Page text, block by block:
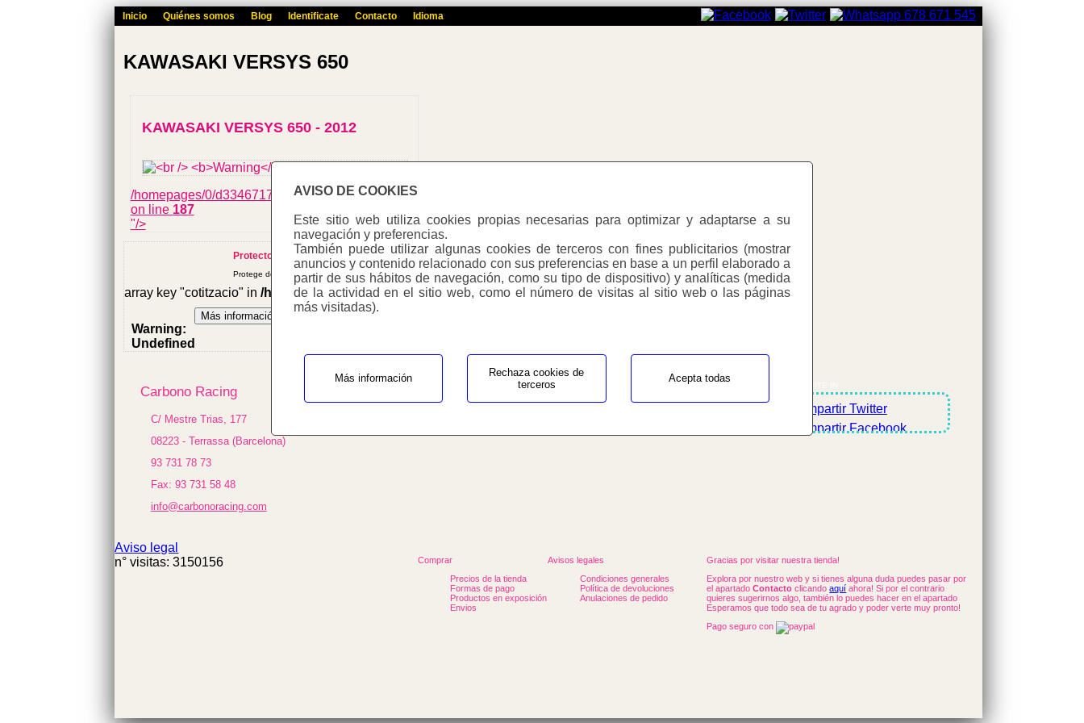
AVISO DE COOKIES
Este sitio web utiliza cookies propias necesarias para optimizar y adaptarse a su
navegación y preferencias.
También puede utilizar algunas cookies de terceros con fines publicitarios (mostrar
anuncios y contenido relacionado con sus preferencias en base a un perfil elaborado a
partir de sus hábitos de navegación, como su tipo de dispositivo) y analíticas (medida
de la actividad en el sitio web, como el número de visitas al sitio web o las páginas
más visitadas).
Más información
Rechaza cookies de
terceros
Acepta todas
Inicio Quiénes somos Blog Identificate Contacto Idioma
KAWASAKI VERSYS 650
KAWASAKI VERSYS 650 - 2012
/homepages/0/d334671725/htdocs/web3/seccio.php
on line 187
"/>
Protector horquilla invertida
Protege de ralladuras e impactos.
Warning:
Undefined
array key "cotitzacio" in/homepages/0/d334671725/htdocs/web3/seccio.php on line391
Warning:
Undefined
in
/homepages/0/d334671725/htdocs/web3/seccio.php
on line
58.87 €
Carbono Racing
C/ Mestre Trias, 177
08223 - Terrassa (Barcelona)
93 731 78 73
Fax: 93 731 58 48
info@carbonoracing.com
Aviso legal
n° visitas: 3150156
Comprar
Precios de la tienda
Formas de pago
Productos en exposición
Envios
Avisos legales
Condiciones generales
Política de devoluciones
Anulaciones de pedido
Gracias por visitar nuestra tienda!
Explora por nuestro web y si tienes alguna duda puedes pasar por
el apartadoContacto clicandoaquí ahora! Si por el contrario
quieres sugerirnos algo, también lo puedes hacer en el apartado
Esperamos que todo sea de tu agrado y poder verte muy pronto!
Pago seguro con